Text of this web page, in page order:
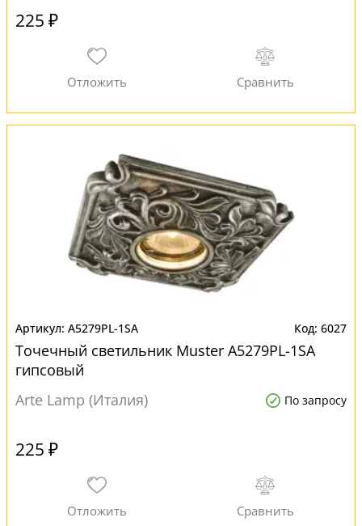
225 ₽
A5279PL-1SA 6027
Точечный светильник Muster A5279PL-1SA
гипсовый
Arte Lamp (Италия)
По запросу
225 ₽